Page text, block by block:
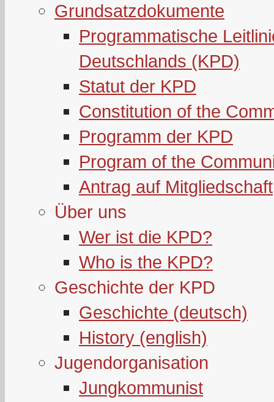
Grundsatzdokumente
Programmatische
Deutschlands (KPD)
Statut der KPD
Constitution of the
Programm der KPD
Program of the
Antrag auf Mitgliedschaft
Über uns
Wer ist die KPD?
Who is the KPD?
Geschichte der KPD
Geschichte (deutsch)
History (english)
Jugendorganisation
Jungkommunist